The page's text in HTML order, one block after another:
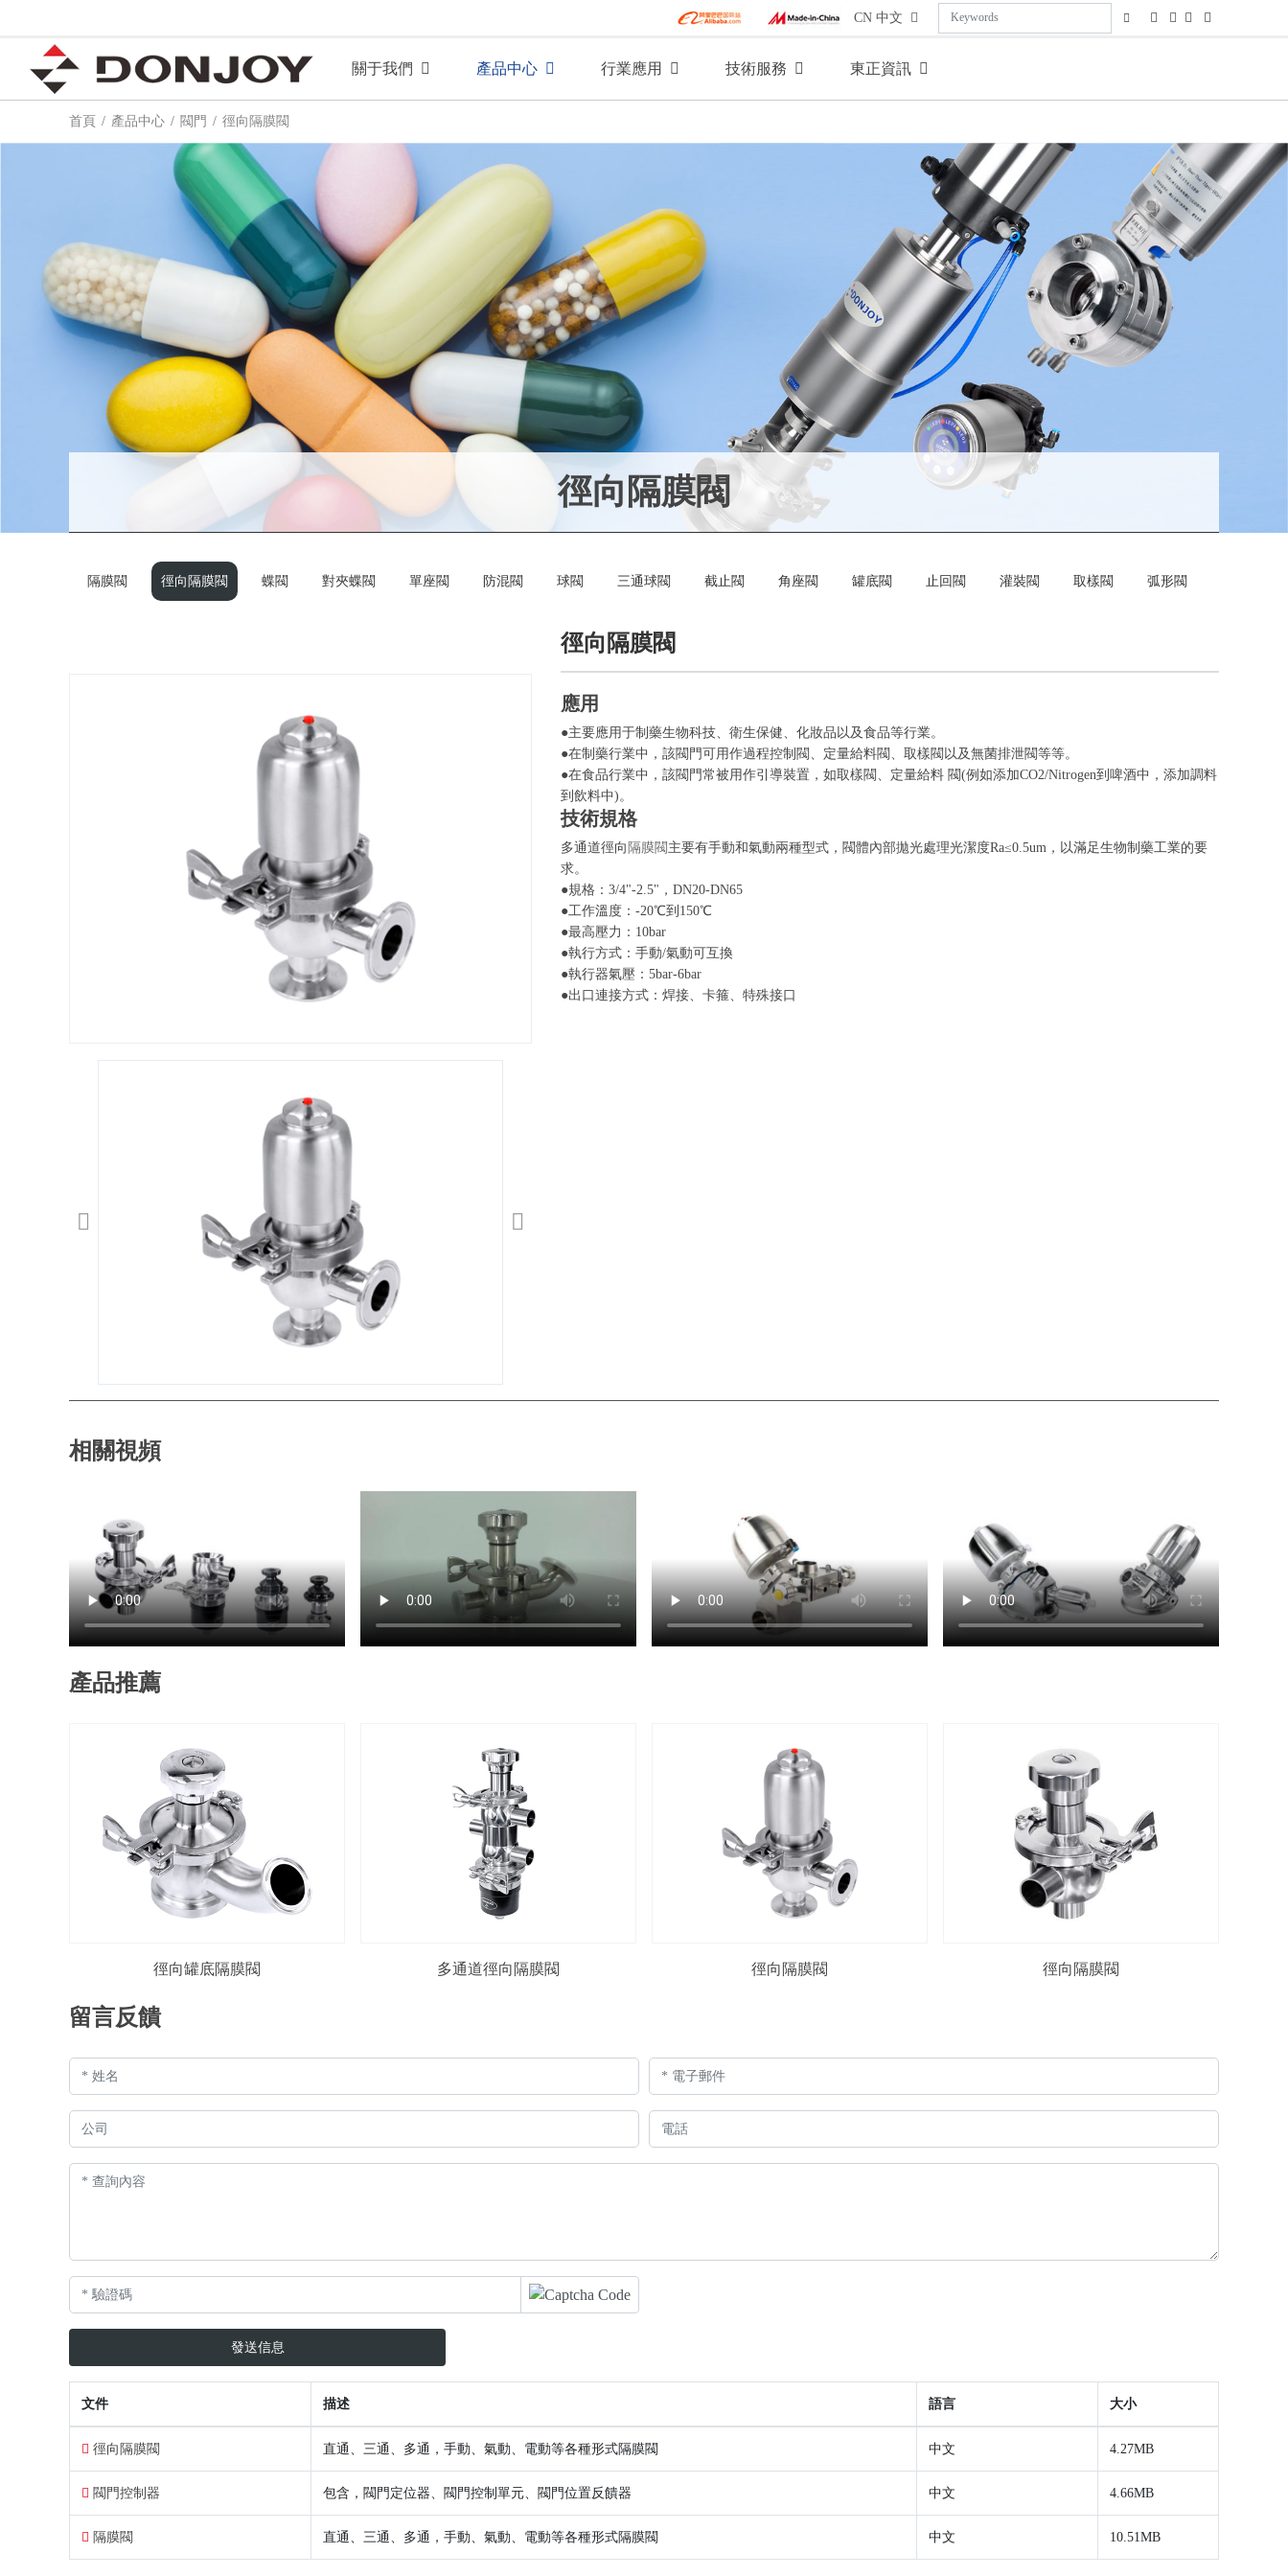
CN 中文
關于我們 產品中心 行業應用 技術服務 東正資訊
首頁 產品中心 閥門 徑向隔膜閥
徑向隔膜閥
隔膜閥 徑向隔膜閥 蝶閥 對夾蝶閥 單座閥 防混閥 球閥 三通球閥 截止閥 角座閥 罐底閥 止回閥 灌裝閥 取樣閥 弧形閥
徑向隔膜閥
應用
●主要應用于制藥生物科技、衛生保健、化妝品以及食品等行業。
●在制藥行業中，該閥門可用作過程控制閥、定量給料閥、取樣閥以及無菌排泄閥等等。
●在食品行業中，該閥門常被用作引導裝置，如取樣閥、定量給料 閥(例如添加CO2/Nitrogen到啤酒中，添加調料
到飲料中)。
技術規格
多通道徑向 隔膜閥 主要有手動和氣動兩種型式，閥體內部拋光處理光潔度Ra≤0.5um，以滿足生物制藥工業的要
求。
●規格：3/4"-2.5"，DN20-DN65
●工作溫度：-20℃到150℃
●最高壓力：10bar
●執行方式：手動/氣動可互換
●執行器氣壓：5bar-6bar
●出口連接方式：焊接、卡箍、特殊接口
相關視頻
產品推薦
徑向罐底隔膜閥 多通道徑向隔膜閥 徑向隔膜閥 徑向隔膜閥
留言反饋
發送信息
文件 描述 語言 大小
徑向隔膜閥 直通、三通、多通，手動、氣動、電動等各種形式隔膜閥 中文 4.27MB
閥門控制器 包含，閥門定位器、閥門控制單元、閥門位置反饋器 中文 4.66MB
隔膜閥 直通、三通、多通，手動、氣動、電動等各種形式隔膜閥 中文 10.51MB